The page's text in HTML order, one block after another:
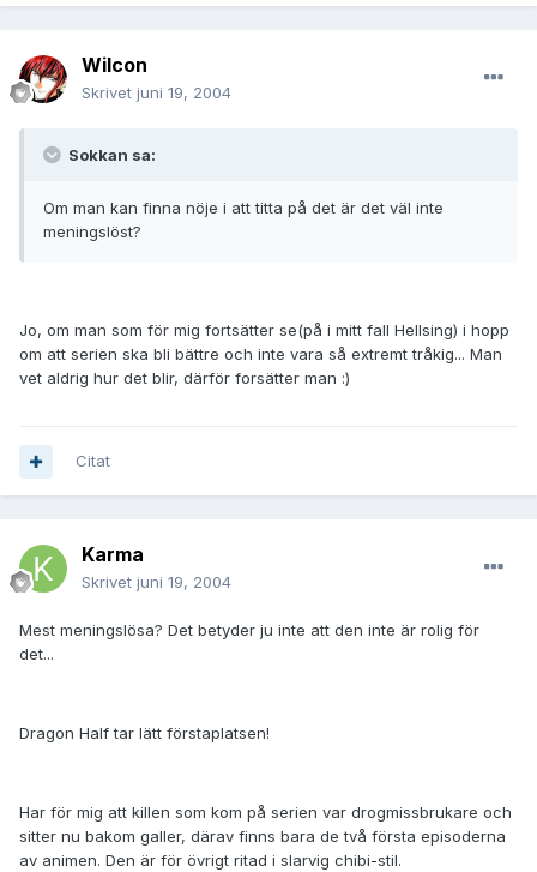
Wilcon
Skrivet juni 19, 2004
Sokkan sa:
Om man kan finna nöje i att titta på det är det väl inte
meningslöst?
Jo, om man som för mig fortsätter se(på i mitt fall Hellsing) i hopp
om att serien ska bli bättre och inte vara så extremt tråkig... Man
vet aldrig hur det blir, därför forsätter man :)
Citat
Karma
Skrivet juni 19, 2004
Mest meningslösa? Det betyder ju inte att den inte är rolig för
det...
Dragon Half tar lätt förstaplatsen!
Har för mig att killen som kom på serien var drogmissbrukare och
sitter nu bakom galler, därav finns bara de två första episoderna
av animen. Den är för övrigt ritad i slarvig chibi-stil.